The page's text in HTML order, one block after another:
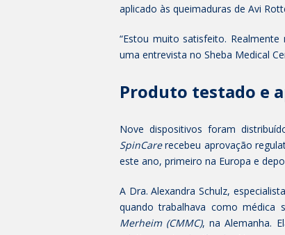
aplicado às queimaduras de Avi
“Estou muito satisfeito.
uma entrevista no Sheba Medical
Produto testado e
Nove dispositivos foram
SpinCarerecebeu aprovação
este ano, primeiro na Europa e
A Dra. Alexandra Schulz,
quando trabalhava como médica
Merheim (CMMC), na Alemanha.